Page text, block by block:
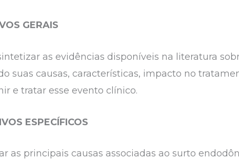
GERAIS
as evidências disponíveis na literatura
suas causas, características, impacto no
e tratar esse evento clínico.
ESPECÍFICOS
as principais causas associadas ao surto